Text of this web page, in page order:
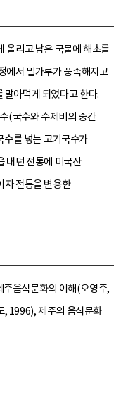
올리고 남은 국물에 해초를
에서 밀가루가 풍족해지고
말아먹게 되었다고 한다.
(국수와 수제비의 중간
수를 넣는 고기국수가
내던 전통에 미국산
자 전통을 변용한
음식문화의 이해(오영주,
1996), 제주의 음식문화